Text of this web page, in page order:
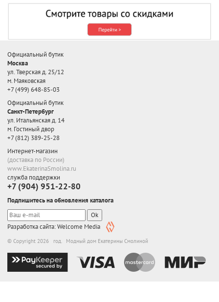
Официальный бутик
Москва
ул. Тверская д. 25/12
м. Маяковская
+7 (499) 648-85-03
Официальный бутик
Санкт-Петербург
ул. Итальянская д. 14
м. Гостиный двор
+7 (812) 389-25-28
Интернет-магазин
(доставка по России)
www.EkaterinaSmolina.ru
служба поддержки
+7 (904) 951-22-80
Подпишитесь на обновления каталога
Ok
Разработка сайта: Welcome Media
© Copyright 2026 год. Модный дом Екатерины Смолиной